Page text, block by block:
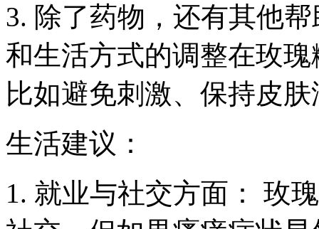
3. 除了药物，还有其他
和生活方式的调整在玫
比如避免刺激、保持皮
生活建议：
1. 就业与社交方面： 玫